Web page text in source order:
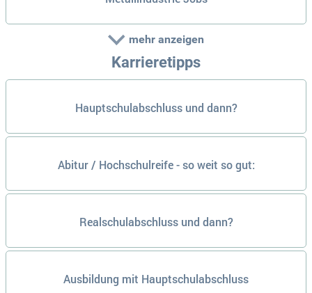
mehr anzeigen
Karrieretipps
Hauptschulabschluss und dann?
Abitur / Hochschulreife - so weit so gut:
Realschulabschluss und dann?
Ausbildung mit Hauptschulabschluss